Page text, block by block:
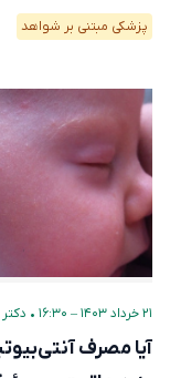
پزشکی مبتنی بر شواهد
۲۱ خرداد ۱۴۰۳ – ۱۶:۳۰ •
آیا مصرف